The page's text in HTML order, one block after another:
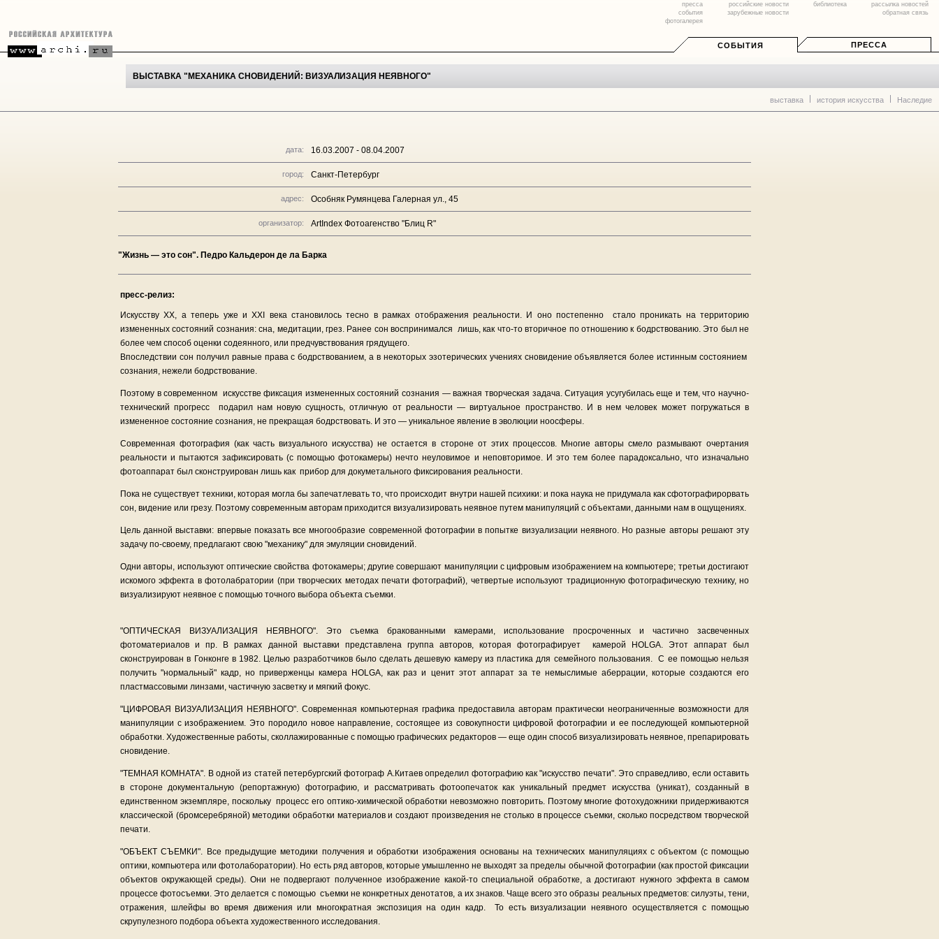
пресса
события
фотогалерея
российские новости
зарубежные новости
библиотека
рассылка новостей
обратная связь
СОБЫТИЯ ПРЕССА
ВЫСТАВКА "МЕХАНИКА СНОВИДЕНИЙ: ВИЗУАЛИЗАЦИЯ НЕЯВНОГО"
выставка история искусства Наследие
дата: 16.03.2007 - 08.04.2007
город: Санкт-Петербург
адрес: Особняк Румянцева Галерная ул., 45
организатор: ArtIndex Фотоагенство "Блиц R"
"Жизнь — это сон". Педро Кальдерон де ла Барка
пресс-релиз:
Искусству ХХ, а теперь уже и ХХI века становилось тесно в рамках отображения реальности. И оно постепенно стало проникать на территорию
измененных состояний сознания: сна, медитации, грез. Ранее сон воспринимался лишь, как что-то вторичное по отношению к бодрствованию. Это был не
более чем способ оценки содеянного, или предчувствования грядущего.
Впоследствии сон получил равные права с бодрствованием, а в некоторых эзотерических учениях сновидение объявляется более истинным состоянием
сознания, нежели бодрствование.
Поэтому в современном искусстве фиксация измененных состояний сознания — важная творческая задача. Ситуация усугубилась еще и тем, что научно-
технический прогресс подарил нам новую сущность, отличную от реальности — виртуальное пространство. И в нем человек может погружаться в
измененное состояние сознания, не прекращая бодрствовать. И это — уникальное явление в эволюции ноосферы.
Современная фотография (как часть визуального искусства) не остается в стороне от этих процессов. Многие авторы смело размывают очертания
реальности и пытаются зафиксировать (с помощью фотокамеры) нечто неуловимое и неповторимое. И это тем более парадоксально, что изначально
фотоаппарат был сконструирован лишь как прибор для докуметального фиксирования реальности.
Пока не существует техники, которая могла бы запечатлевать то, что происходит внутри нашей психики: и пока наука не придумала как сфотографирорвать
сон, видение или грезу. Поэтому современным авторам приходится визуализировать неявное путем манипуляций с объектами, данными нам в ощущениях.
Цель данной выставки: впервые показать все многообразие современной фотографии в попытке визуализации неявного. Но разные авторы решают эту
задачу по-своему, предлагают свою "механику" для эмуляции сновидений.
Одни авторы, используют оптические свойства фотокамеры; другие совершают манипуляции с цифровым изображением на компьютере; третьи достигают
искомого эффекта в фотолабратории (при творческих методах печати фотографий), четвертые используют традиционную фотографическую технику, но
визуализируют неявное с помощью точного выбора объекта съемки.
"ОПТИЧЕСКАЯ ВИЗУАЛИЗАЦИЯ НЕЯВНОГО". Это съемка бракованными камерами, использование просроченных и частично засвеченных
фотоматериалов и пр. В рамках данной выставки представлена группа авторов, которая фотографирует камерой HOLGA. Этот аппарат был
сконструирован в Гонконге в 1982. Целью разработчиков было сделать дешевую камеру из пластика для семейного пользования. С ее помощью нельзя
получить "нормальный" кадр, но приверженцы камера HOLGA, как раз и ценит этот аппарат за те немыслимые аберрации, которые создаются его
пластмассовыми линзами, частичную засветку и мягкий фокус.
"ЦИФРОВАЯ ВИЗУАЛИЗАЦИЯ НЕЯВНОГО". Современная компьютерная графика предоставила авторам практически неограниченные возможности для
манипуляции с изображением. Это породило новое направление, состоящее из совокупности цифровой фотографии и ее последующей компьютерной
обработки. Художественные работы, сколлажированные с помощью графических редакторов — еще один способ визуализировать неявное, препарировать
сновидение.
"ТЕМНАЯ КОМНАТА". В одной из статей петербургский фотограф А.Китаев определил фотографию как "искусство печати". Это справедливо, если оставить
в стороне документальную (репортажную) фотографию, и рассматривать фотоопечаток как уникальный предмет искусства (уникат), созданный в
единственном экземпляре, поскольку процесс его оптико-химической обработки невозможно повторить. Поэтому многие фотохудожники придерживаются
классической (бромсеребряной) методики обработки материалов и создают произведения не столько в процессе съемки, сколько посредством творческой
печати.
"ОБЪЕКТ СЪЕМКИ". Все предыдущие методики получения и обработки изображения основаны на технических манипуляциях с объектом (с помощью
оптики, компьютера или фотолаборатории). Но есть ряд авторов, которые умышленно не выходят за пределы обычной фотографии (как простой фиксации
объектов окружающей среды). Они не подвергают полученное изображение какой-то специальной обработке, а достигают нужного эффекта в самом
процессе фотосъемки. Это делается с помощью съемки не конкретных денотатов, а их знаков. Чаще всего это образы реальных предметов: силуэты, тени,
отражения, шлейфы во время движения или многократная экспозиция на один кадр. То есть визуализации неявного осуществляется с помощью
скрупулезного подбора объекта художественного исследования.